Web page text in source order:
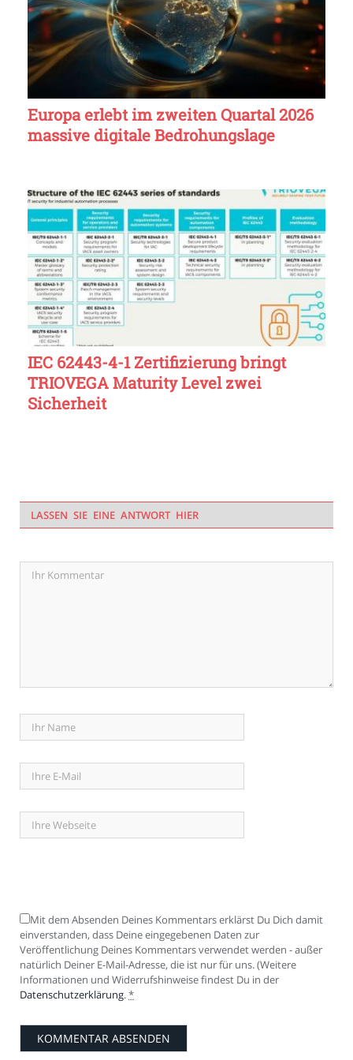
Europa erlebt im zweiten Quartal 2026
massive digitale Bedrohungslage
IEC 62443-4-1 Zertifizierung bringt
TRIOVEGA Maturity Level zwei
Sicherheit
LASSEN SIE EINE ANTWORT HIER
Mit dem Absenden Deines Kommentars erklärst Du Dich damit
einverstanden, dass Deine eingegebenen Daten zur
Veröffentlichung Deines Kommentars verwendet werden - außer
natürlich Deiner E-Mail-Adresse, die ist nur für uns. (Weitere
Informationen und Widerrufshinweise findest Du in der
Datenschutzerklärung.*